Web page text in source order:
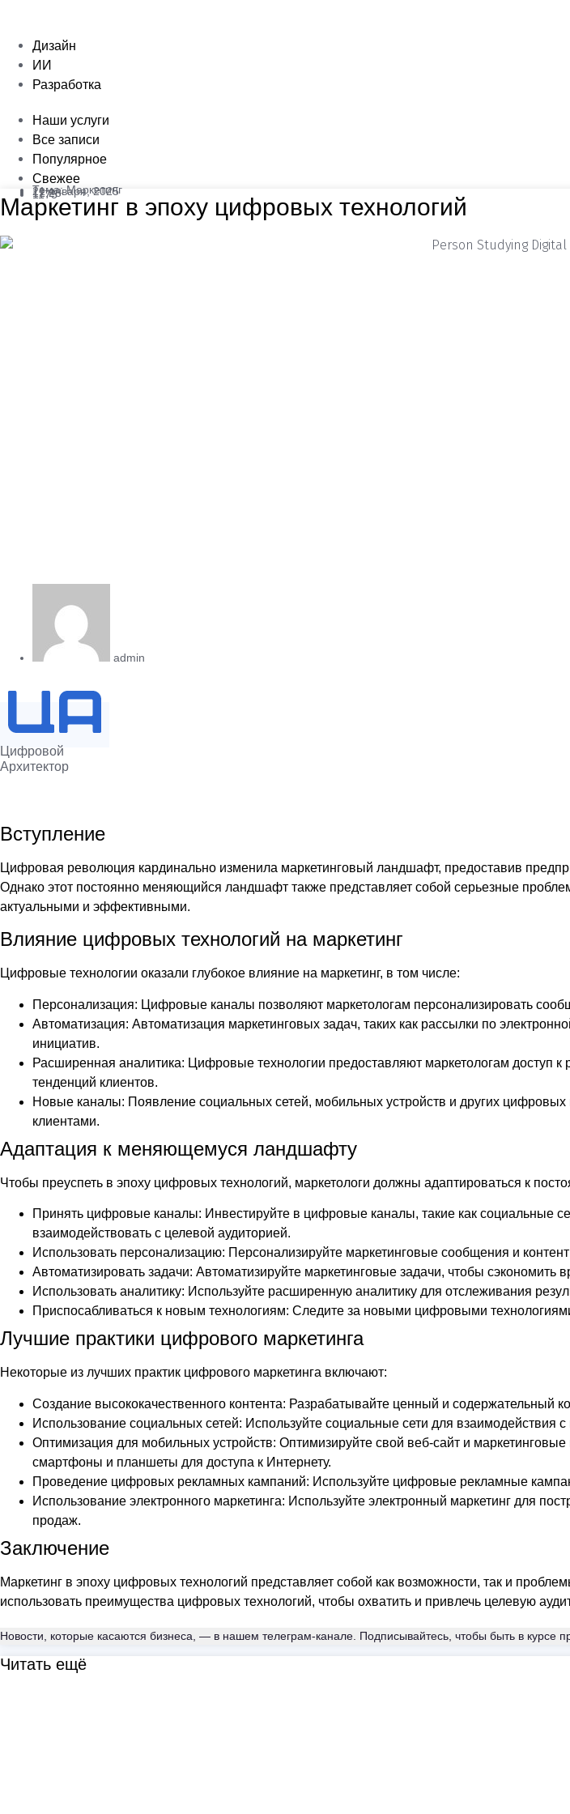
Дизайн
ИИ
Разработка
Наши услуги
Все записи
Популярное
Свежее
Тема:Маркетинг
21 января, 2025
12:28
1175
Маркетинг в эпоху цифровых технологий
admin
Цифровой
Архитектор
Вступление
Цифровая революция кардинально изменила маркетинговый ландшафт, предоставив
Однако этот постоянно меняющийся ландшафт также представляет собой серьезные
актуальными и эффективными.
Влияние цифровых технологий на маркетинг
Цифровые технологии оказали глубокое влияние на маркетинг, в том числе:
Персонализация: Цифровые каналы позволяют маркетологам персонализировать
Автоматизация: Автоматизация маркетинговых задач, таких как рассылки по
инициатив.
Расширенная аналитика: Цифровые технологии предоставляют маркетологам доступ
тенденций клиентов.
Новые каналы: Появление социальных сетей, мобильных устройств и других
клиентами.
Адаптация к меняющемуся ландшафту
Чтобы преуспеть в эпоху цифровых технологий, маркетологи должны адаптироваться к
Принять цифровые каналы: Инвестируйте в цифровые каналы, такие как социальные
взаимодействовать с целевой аудиторией.
Использовать персонализацию: Персонализируйте маркетинговые сообщения и
Автоматизировать задачи: Автоматизируйте маркетинговые задачи, чтобы
Использовать аналитику: Используйте расширенную аналитику для отслеживания
Приспосабливаться к новым технологиям: Следите за новыми цифровыми
Лучшие практики цифрового маркетинга
Некоторые из лучших практик цифрового маркетинга включают:
Создание высококачественного контента: Разрабатывайте ценный и содержательный
Использование социальных сетей: Используйте социальные сети для взаимодействия
Оптимизация для мобильных устройств: Оптимизируйте свой веб-сайт и
смартфоны и планшеты для доступа к Интернету.
Проведение цифровых рекламных кампаний: Используйте цифровые рекламные
Использование электронного маркетинга: Используйте электронный маркетинг для
продаж.
Заключение
Маркетинг в эпоху цифровых технологий представляет собой как возможности, так и
использовать преимущества цифровых технологий, чтобы охватить и привлечь целевую
Новости, которые касаются бизнеса, — в нашем телеграм-канале. Подписывайтесь, чтобы быть в курсе
Читать ещё